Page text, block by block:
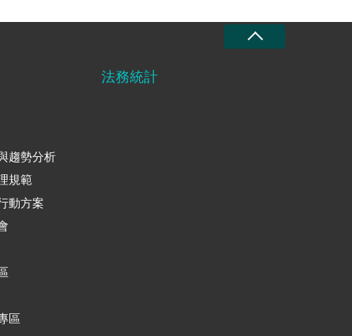
趨勢分析
規範
動方案
區
法務統計